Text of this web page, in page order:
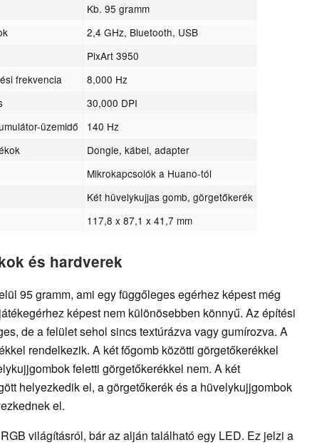
Kb. 95 gramm
2,4 GHz, Bluetooth, USB
PixArt 3950
frekvencia
8,000 Hz
30,000 DPI
üzemidő
140 Hz
Dongle, kábel, adapter
Mikrokapcsolók a Huano-tól
Két hüvelykujjas gomb, görgetőkerék
117,8 x 87,1 x 41,7 mm
és hardverek
95 gramm, ami egy függőleges egérhez képest még
képest nem különösebben könnyű. Az építési
de a felület sehol sincs textúrázva vagy gumírozva. A
rendelkezik. A két főgomb közötti görgetőkerékkel
feletti görgetőkerékkel nem. A két
helyezkedik el, a görgetőkerék és a hüvelykujjgombok
el.
világításról, bár az alján található egy LED. Ez jelzi a